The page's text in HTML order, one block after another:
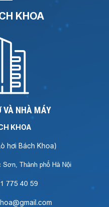
KHOA
VÀ NHÀ MÁY
KHOA
hơi Bách Khoa)
Sơn, Thành phố Hà Nội
775 40 59